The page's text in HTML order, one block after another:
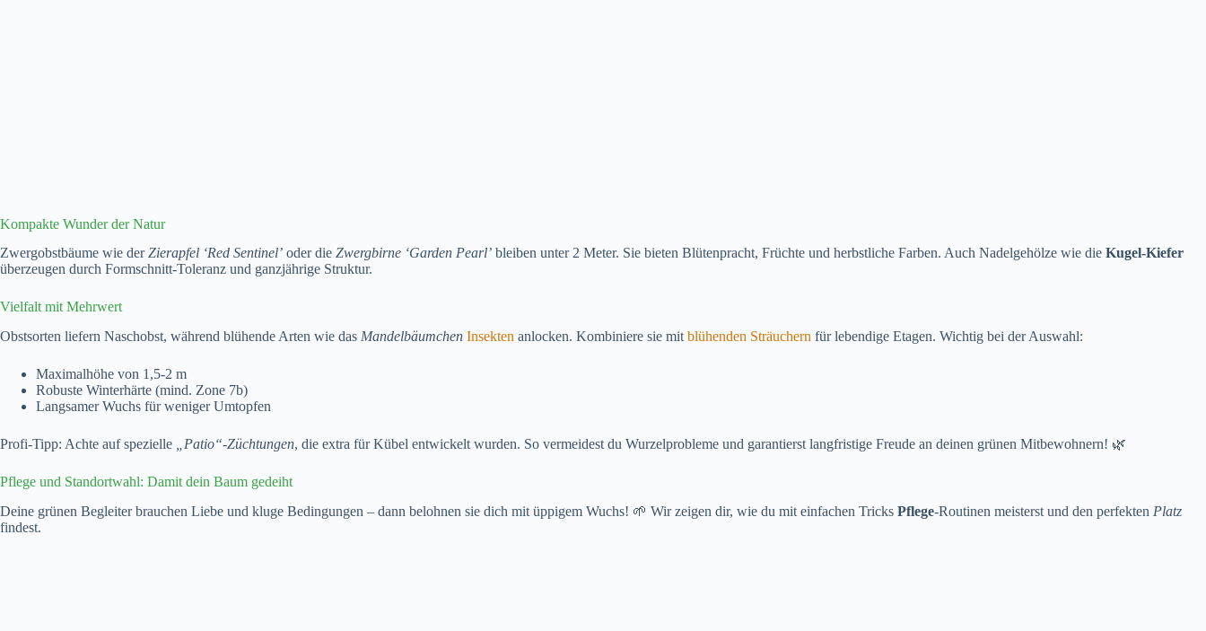
Kompakte Wunder der Natur
Zwergobstbäume wie derZierapfel ‘Red Sentinel’ oder die Zwergbirne ‘Garden Pearl’ bleiben unter 2 Meter. Sie bieten Blütenpracht, Früchte und herbstliche Farben. Auch Nadelgehölze wie die Kugel-Kiefer
überzeugen durch Formschnitt-Toleranz und ganzjährige Struktur.
Vielfalt mit Mehrwert
Obstsorten liefern Naschobst, während blühende Arten wie das Mandelbäumchen Insekten anlocken. Kombiniere sie mit blühenden Sträuchern für lebendige Etagen. Wichtig bei der Auswahl:
Maximalhöhe von 1,5-2 m
Robuste Winterhärte (mind. Zone 7b)
Langsamer Wuchs für weniger Umtopfen
Profi-Tipp: Achte auf spezielle „Patio“-Züchtungen, die extra für Kübel entwickelt wurden. So vermeidest du Wurzelprobleme und garantierst langfristige Freude an deinen grünen Mitbewohnern! 🌿
Pflege und Standortwahl: Damit dein Baum gedeiht
Deine grünen Begleiter brauchen Liebe und kluge Bedingungen – dann belohnen sie dich mit üppigem Wuchs! 🌱 Wir zeigen dir, wie du mit einfachen Tricks Pflege-Routinen meisterst und den perfekten Platz
findest.